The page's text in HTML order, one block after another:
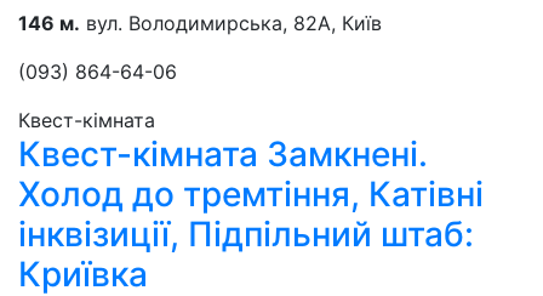
146 м. вул. Володимирська, 82А, Київ
(093) 864-64-06
Квест-кімната
Квест-кімната Замкнені.
Холод до тремтіння, Катівні
інквізиції, Підпільний штаб:
Криївка